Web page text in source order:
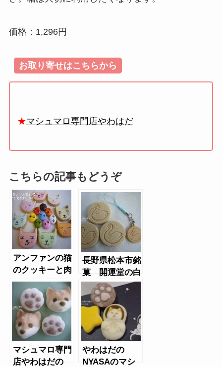
価格：1,296円
お取り寄せはこちらから
★マシュマロ専門店やわはだ
こちらの記事もどうぞ
アンファンの猫
のクッキーと肉
球柄マーブルチ
ョコ
長野県松本市銘
菓 開運堂の白
鳥の湖
マシュマロ専門
店やわはだの
やわはだの
NYASAのマシ